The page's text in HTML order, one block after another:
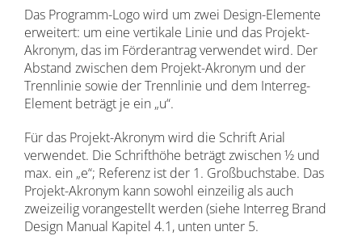
Das Programm-Logo wird um zwei Design-Elemente
erweitert: um eine vertikale Linie und das Projekt-
Akronym, das im Förderantrag verwendet wird. Der
Abstand zwischen dem Projekt-Akronym und der
Trennlinie sowie der Trennlinie und dem Interreg-
Element beträgt je ein „u“.
Für das Projekt-Akronym wird die Schrift Arial
verwendet. Die Schrifthöhe beträgt zwischen ½ und
max. ein „e“; Referenz ist der 1. Großbuchstabe. Das
Projekt-Akronym kann sowohl einzeilig als auch
zweizeilig vorangestellt werden (siehe Interreg Brand
Design Manual Kapitel 4.1, unten unter 5.